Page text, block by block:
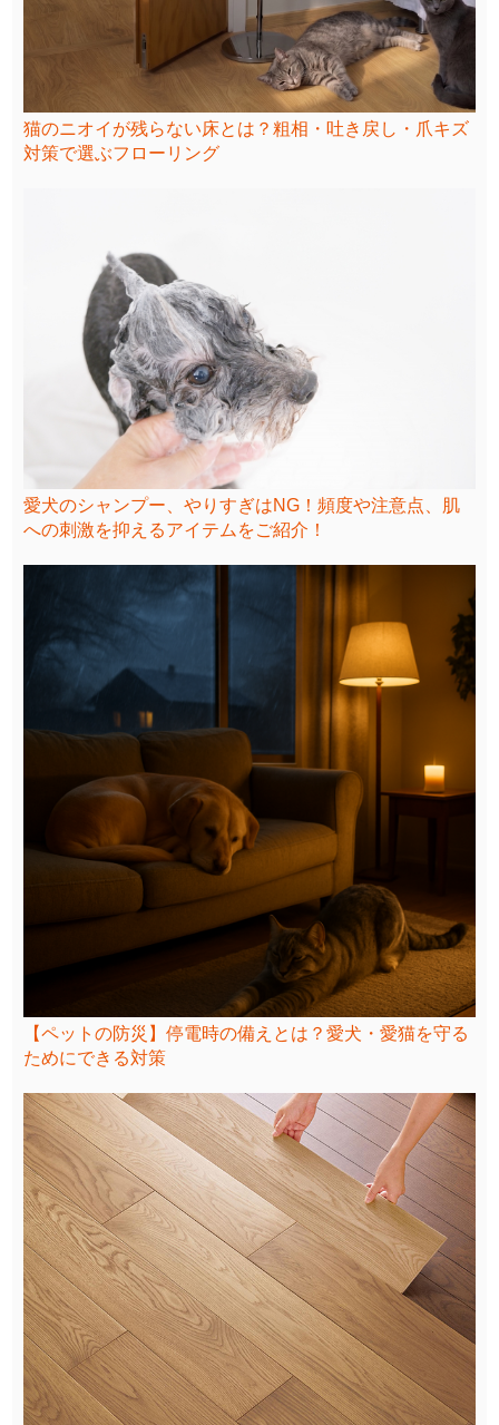
猫のニオイが残らない床とは？粗相・吐き戻し・爪キズ
対策で選ぶフローリング
愛犬のシャンプー、やりすぎはNG！頻度や注意点、肌
への刺激を抑えるアイテムをご紹介！
【ペットの防災】停電時の備えとは？愛犬・愛猫を守る
ためにできる対策